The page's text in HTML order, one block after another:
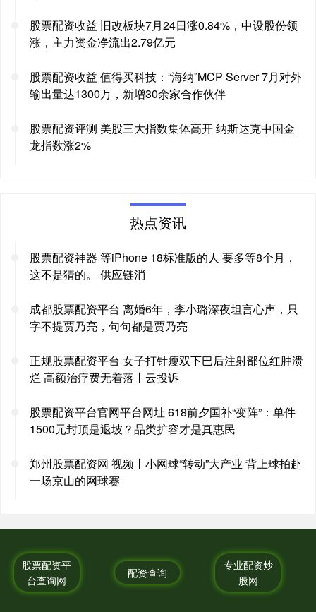
股票配资收益 旧改板块7月24日涨0.84%，中设股份领
涨，主力资金净流出2.79亿元
股票配资收益 值得买科技：“海纳”MCP Server 7月对外
输出量达1300万，新增30余家合作伙伴
股票配资评测 美股三大指数集体高开 纳斯达克中国金
龙指数涨2%
热点资讯
股票配资神器 等iPhone 18标准版的人 要多等8个月，
这不是猜的。 供应链消
成都股票配资平台 离婚6年，李小璐深夜坦言心声，只
字不提贾乃亮，句句都是贾乃亮
正规股票配资平台 女子打针瘦双下巴后注射部位红肿溃
烂 高额治疗费无着落丨云投诉
股票配资平台官网平台网址 618前夕国补“变阵”：单件
1500元封顶是退坡？品类扩容才是真惠民
郑州股票配资网 视频丨小网球“转动”大产业 背上球拍赴
一场京山的网球赛
股票配资平
台查询网
配资查询
专业配资炒
股网